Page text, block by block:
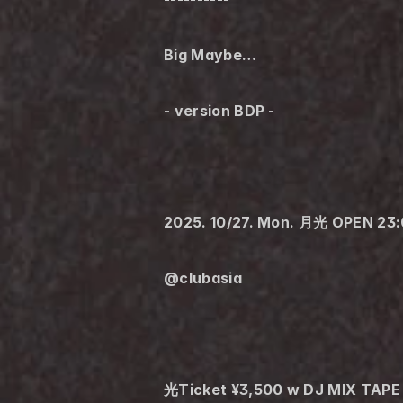
Big Maybe…
- version BDP -
2025. 10/27. Mon. 月光 OPEN
@clubasia
光Ticket ¥3,500 w DJ MIX TAPE